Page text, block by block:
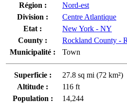
Région :
Nord-est
Division :
Centre Atlantique
Etat :
New York - NY
County :
Rockland County -
Municipalité :
Town
Superficie :
27.8 sq mi (72 km²)
Altitude :
116 ft
Population :
14,244